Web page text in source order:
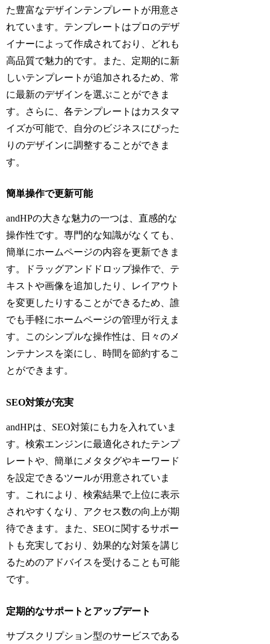
た豊富なデザインテンプレートが用意さ
れています。テンプレートはプロのデザ
イナーによって作成されており、どれも
高品質で魅力的です。また、定期的に新
しいテンプレートが追加されるため、常
に最新のデザインを選ぶことができま
す。さらに、各テンプレートはカスタマ
イズが可能で、自分のビジネスにぴった
りのデザインに調整することができま
す。
簡単操作で更新可能
andHPの大きな魅力の一つは、直感的な
操作性です。専門的な知識がなくても、
簡単にホームページの内容を更新できま
す。ドラッグアンドドロップ操作で、テ
キストや画像を追加したり、レイアウト
を変更したりすることができるため、誰
でも手軽にホームページの管理が行えま
す。このシンプルな操作性は、日々のメ
ンテナンスを楽にし、時間を節約するこ
とができます。
SEO対策が充実
andHPは、SEO対策にも力を入れていま
す。検索エンジンに最適化されたテンプ
レートや、簡単にメタタグやキーワード
を設定できるツールが用意されていま
す。これにより、検索結果で上位に表示
されやすくなり、アクセス数の向上が期
待できます。また、SEOに関するサポー
トも充実しており、効果的な対策を講じ
るためのアドバイスを受けることも可能
です。
定期的なサポートとアップデート
サブスクリプション型のサービスである